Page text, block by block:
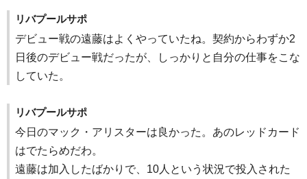
リバプールサポ
デビュー戦の遠藤はよくやっていたね。契約からわずか2
日後のデビュー戦だったが、しっかりと自分の仕事をこな
していた。
リバプールサポ
今日のマック・アリスターは良かった。あのレッドカード
はでたらめだわ。
遠藤は加入したばかりで、10人という状況で投入された